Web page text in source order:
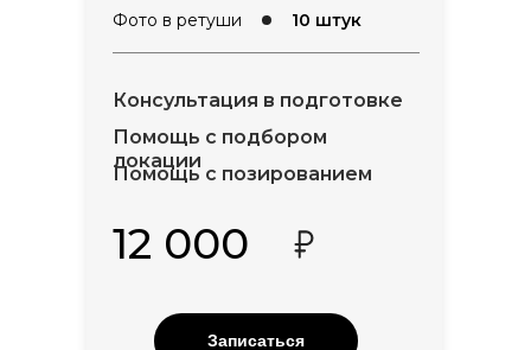
Фото в ретуши 10 штук
Консультация в подготовке
Помощь с подбором
локации
Помощь с позированием
Записаться
12 000